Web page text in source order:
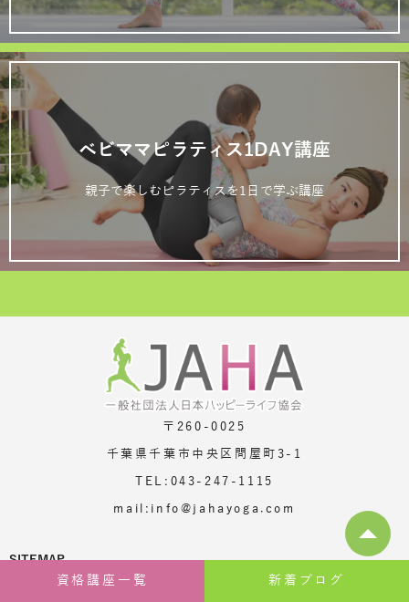
ベビママピラティス1DAY講座
親子で楽しむピラティスを1日で学ぶ講座
〒260-0025
千葉県千葉市中央区問屋町3-1
TEL:043-247-1115
mail:info@jahayoga.com
SITEMAP
HOME
新着ブログ
資格講座一覧